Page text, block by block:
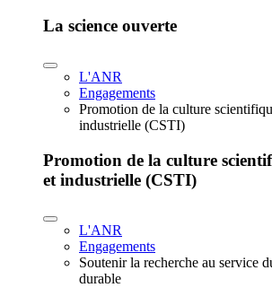
La science ouverte
L'ANR
Engagements
Promotion de la culture
industrielle (CSTI)
Promotion de la culture
et industrielle (CSTI)
L'ANR
Engagements
Soutenir la recherche au service
durable